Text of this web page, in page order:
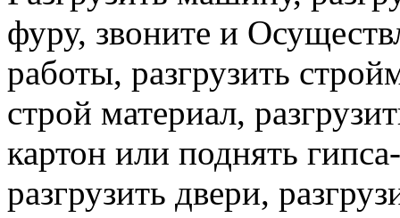
фуру, звоните и
работы, разгрузить
строй материал,
картон или поднять
разгрузить двери,